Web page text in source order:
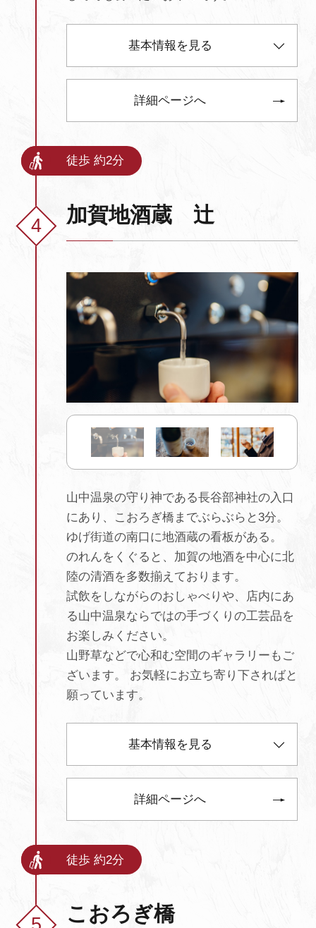
基本情報を見る
詳細ページへ
徒歩 約2分
加賀地酒蔵 辻
山中温泉の守り神である長谷部神社の入口
にあり、こおろぎ橋までぶらぶらと3分。
ゆげ街道の南口に地酒蔵の看板がある。
のれんをくぐると、加賀の地酒を中心に北
陸の清酒を多数揃えております。
試飲をしながらのおしゃべりや、店内にあ
る山中温泉ならではの手づくりの工芸品を
お楽しみください。
山野草などで心和む空間のギャラリーもご
ざいます。 お気軽にお立ち寄り下さればと
願っています。
基本情報を見る
詳細ページへ
徒歩 約2分
こおろぎ橋